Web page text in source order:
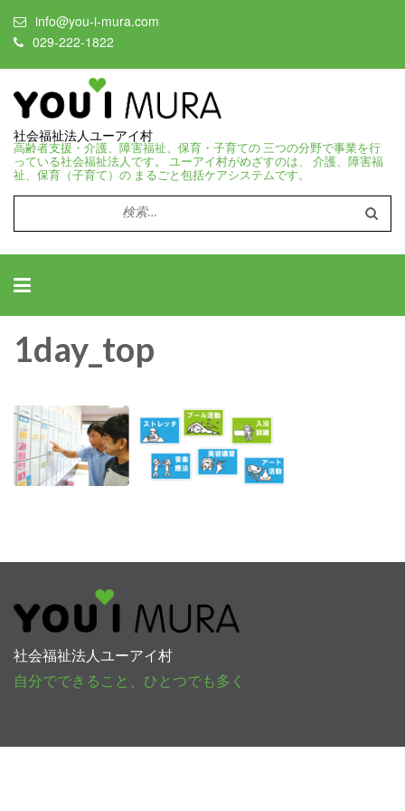
info@you-i-mura.com
029-222-1822
社会福祉法人ユーアイ村
高齢者支援・介護、障害福祉、保育・子育ての 三つの分野で事業を行
っている社会福祉法人です。 ユーアイ村がめざすのは、 介護、障害福
祉、保育（子育て）の まるごと包括ケアシステムです。
検
索:
1day_top
社会福祉法人ユーアイ村
自分でできること、ひとつでも多く